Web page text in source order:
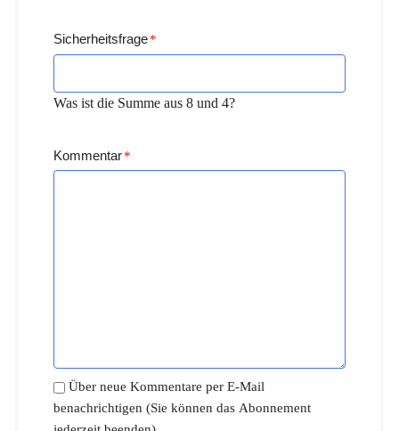
Sicherheitsfrage*
Was ist die Summe aus 8 und 4?
Kommentar*
Über neue Kommentare per E-Mail
benachrichtigen (Sie können das Abonnement